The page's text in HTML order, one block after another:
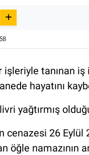
işleriyle tanınan
hayatını
yağtırmış
cenazesi 26 Eylül
öğle namazının